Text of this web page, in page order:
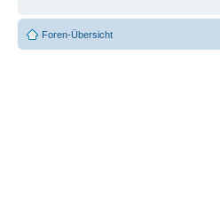
Foren-Übersicht